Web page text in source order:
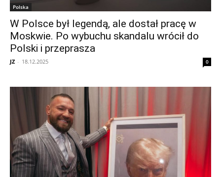
Polska
W Polsce był legendą, ale dostał pracę w
Moskwie. Po wybuchu skandalu wrócił do
Polski i przeprasza
JZ - 18.12.2025 0